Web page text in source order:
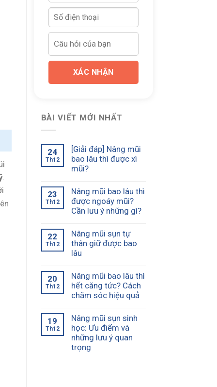
.
XÁC NHẬN
BÀI VIẾT MỚI NHẤT
24
Th12
[Giải đáp] Nâng mũi
bao lâu thì được xì
mũi?
23
Th12
Nâng mũi bao lâu thì
được ngoáy mũi?
Cần lưu ý những gì?
22
Th12
Nâng mũi sụn tự
thân giữ được bao
lâu
20
Th12
Nâng mũi bao lâu thì
hết căng tức? Cách
chăm sóc hiệu quả
19
Th12
Nâng mũi sụn sinh
học: Ưu điểm và
những lưu ý quan
trọng